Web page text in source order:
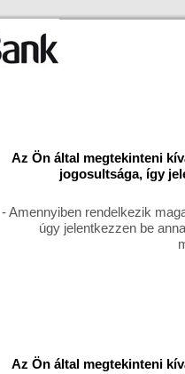
Az Ön által megtekinteni
jogosultsága, így
- Amennyiben rendelkezik
úgy jelentkezzen be
Az Ön által megtekinteni